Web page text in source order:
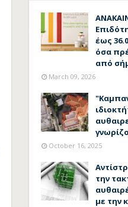
έως
όσα
από
March 09, 2026
October 16, 2025
την
με την